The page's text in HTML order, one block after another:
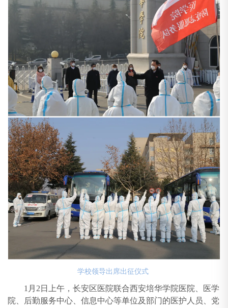
学校领导出席出征仪式
1月2日上午，长安区医院联合西安培华学院医院、医学
院、后勤服务中心、信息中心等单位及部门的医护人员、党